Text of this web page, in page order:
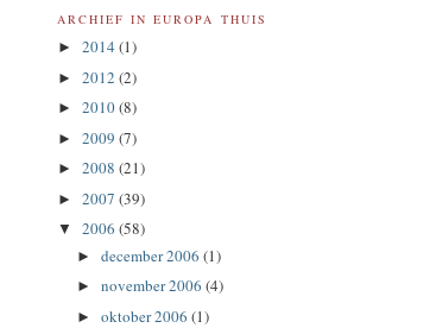
ARCHIEF IN EUROPA THUIS
► 2014 (1)
► 2012 (2)
► 2010(8)
► 2009 (7)
► 2008 (21)
► 2007 (39)
▼ 2006 (58)
► december 2006 (1)
► november 2006 (4)
► oktober 2006 (1)